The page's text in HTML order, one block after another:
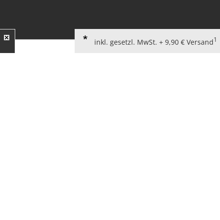
inkl. gesetzl. MwSt. + 9,90 € Versand1